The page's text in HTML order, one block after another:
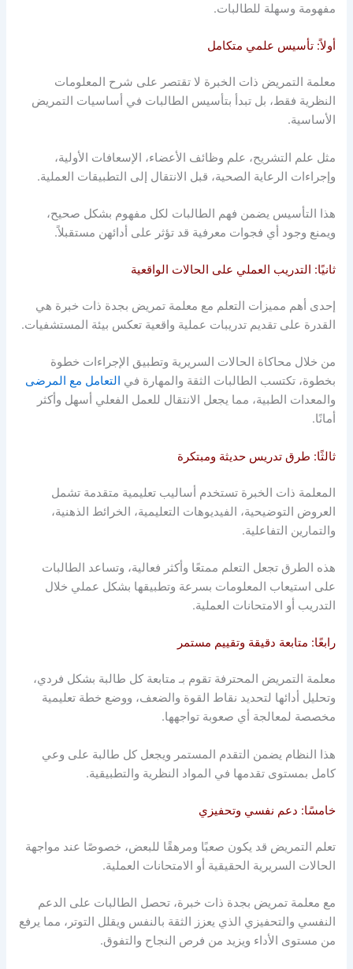
مفهومة وسهلة للطالبات.
أولاً: تأسيس علمي متكامل
معلمة التمريض ذات الخبرة لا تقتصر على شرح المعلومات
النظرية فقط، بل تبدأ بتأسيس الطالبات في أساسيات التمريض
الأساسية.
مثل علم التشريح، علم وظائف الأعضاء، الإسعافات الأولية،
وإجراءات الرعاية الصحية، قبل الانتقال إلى التطبيقات العملية.
هذا التأسيس يضمن فهم الطالبات لكل مفهوم بشكل صحيح،
ويمنع وجود أي فجوات معرفية قد تؤثر على أدائهن مستقبلاً.
ثانيًا: التدريب العملي على الحالات الواقعية
إحدى أهم مميزات التعلم مع معلمة تمريض بجدة ذات خبرة هي
القدرة على تقديم تدريبات عملية واقعية تعكس بيئة المستشفيات.
من خلال محاكاة الحالات السريرية وتطبيق الإجراءات خطوة
بخطوة، تكتسب الطالبات الثقة والمهارة في التعامل مع المرضى
والمعدات الطبية، مما يجعل الانتقال للعمل الفعلي أسهل وأكثر
أمانًا.
ثالثًا: طرق تدريس حديثة ومبتكرة
المعلمة ذات الخبرة تستخدم أساليب تعليمية متقدمة تشمل
العروض التوضيحية، الفيديوهات التعليمية، الخرائط الذهنية،
والتمارين التفاعلية.
هذه الطرق تجعل التعلم ممتعًا وأكثر فعالية، وتساعد الطالبات
على استيعاب المعلومات بسرعة وتطبيقها بشكل عملي خلال
التدريب أو الامتحانات العملية.
رابعًا: متابعة دقيقة وتقييم مستمر
معلمة التمريض المحترفة تقوم بـ متابعة كل طالبة بشكل فردي،
وتحليل أدائها لتحديد نقاط القوة والضعف، ووضع خطة تعليمية
مخصصة لمعالجة أي صعوبة تواجهها.
هذا النظام يضمن التقدم المستمر ويجعل كل طالبة على وعي
كامل بمستوى تقدمها في المواد النظرية والتطبيقية.
خامسًا: دعم نفسي وتحفيزي
تعلم التمريض قد يكون صعبًا ومرهقًا للبعض، خصوصًا عند مواجهة
الحالات السريرية الحقيقية أو الامتحانات العملية.
مع معلمة تمريض بجدة ذات خبرة، تحصل الطالبات على الدعم
النفسي والتحفيزي الذي يعزز الثقة بالنفس ويقلل التوتر، مما يرفع
من مستوى الأداء ويزيد من فرص النجاح والتفوق.